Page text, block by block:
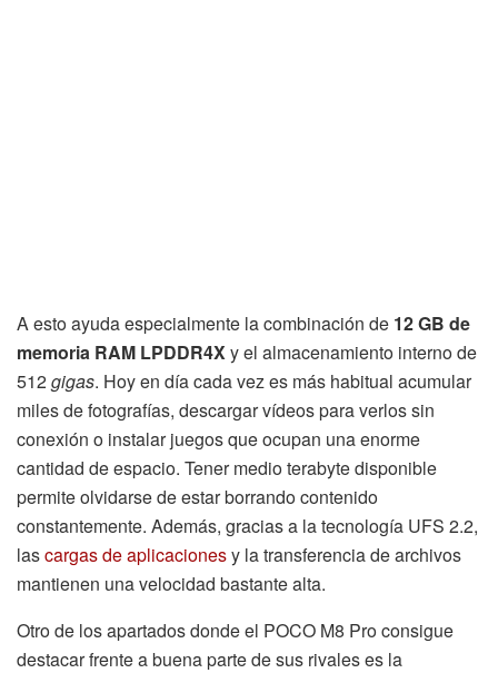
A esto ayuda especialmente la combinación de 12 GB de
memoria RAM LPDDR4Xy el almacenamiento interno de
512gigas. Hoy en día cada vez es más habitual acumular
miles de fotografías, descargar vídeos para verlos sin
conexión o instalar juegos que ocupan una enorme
cantidad de espacio. Tener medio terabyte disponible
permite olvidarse de estar borrando contenido
constantemente. Además, gracias a la tecnología UFS 2.2,
lascargas de aplicacionesy la transferencia de archivos
mantienen una velocidad bastante alta.
Otro de los apartados donde el POCO M8 Pro consigue
destacar frente a buena parte de sus rivales es la